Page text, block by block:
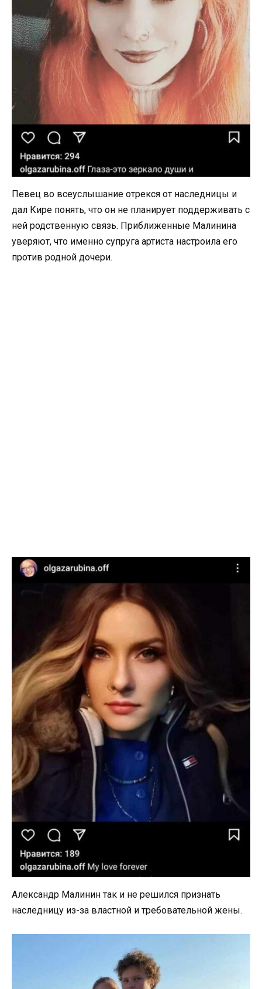
Певец во всеуслышание отрекся от наследницы и
дал Кире понять, что он не планирует поддерживать с
ней родственную связь. Приближенные Малинина
уверяют, что именно супруга артиста настроила его
против родной дочери.
Александр Малинин так и не решился признать
наследницу из-за властной и требовательной жены.